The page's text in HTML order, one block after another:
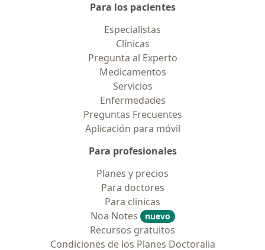
Para los pacientes
Especialistas
Clínicas
Pregunta al Experto
Medicamentos
Servicios
Enfermedades
Preguntas Frecuentes
Aplicación para móvil
Para profesionales
Planes y precios
Para doctores
Para clinicas
Noa Notes
nuevo
Recursos gratuitos
Condiciones de los Planes Doctoralia